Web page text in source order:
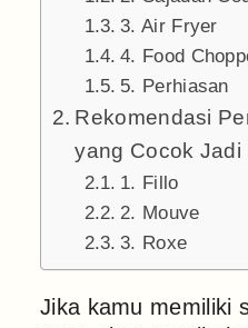
3. Air Fryer
4. Food
5. Perhiasan
Rekomendasi
yang Cocok Jadi
1. Fillo
2. Mouve
3. Roxe
Jika kamu memiliki